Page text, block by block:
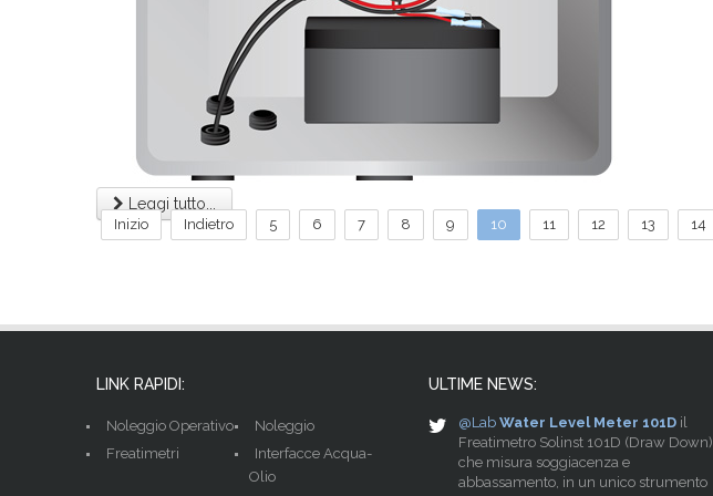
Leggi tutto...
Inizio Indietro 5 6 7 8 9 10 11 12 13 14
LINK RAPIDI:
Noleggio Operativo
Noleggio
Freatimetri
Interfacce Acqua-
Olio
ULTIME NEWS:
@Lab Water Level Meter 101D il
Freatimetro Solinst 101D (Draw Down)
che misura soggiacenza e
abbassamento, in un unico strumento